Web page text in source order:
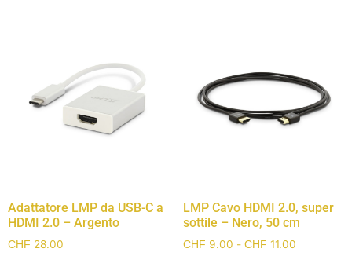
Adattatore LMP da USB-C a
HDMI 2.0 – Argento
CHF 28.00
LMP Cavo HDMI 2.0, super
sottile – Nero, 50 cm
CHF 9.00 - CHF 11.00